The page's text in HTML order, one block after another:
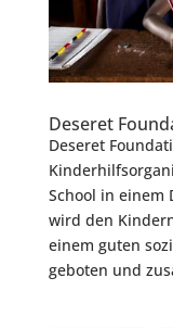
Deseret
Deseret
School in einem
wird den
einem guten
geboten und